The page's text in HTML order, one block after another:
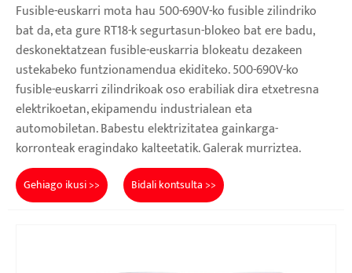
Fusible-euskarri mota hau 500-690V-ko fusible zilindriko
bat da, eta gure RT18-k segurtasun-blokeo bat ere badu,
deskonektatzean fusible-euskarria blokeatu dezakeen
ustekabeko funtzionamendua ekiditeko. 500-690V-ko
fusible-euskarri zilindrikoak oso erabiliak dira etxetresna
elektrikoetan, ekipamendu industrialean eta
automobiletan. Babestu elektrizitatea gainkarga-
korronteak eragindako kalteetatik. Galerak murriztea.
Gehiago ikusi >> Bidali kontsulta >>